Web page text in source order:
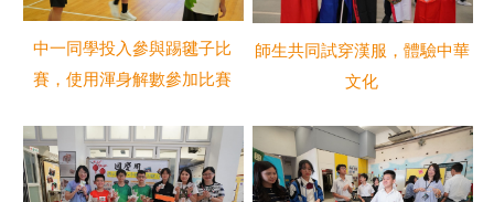
中一同學投入參與踢毽子比
賽，使用渾身解數參加比賽
師生共同試穿漢服，體驗中華
文化